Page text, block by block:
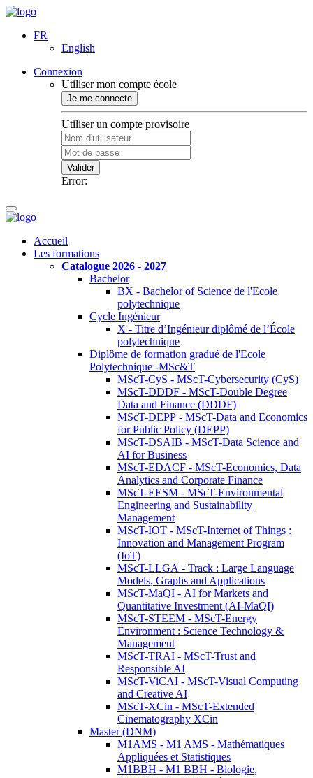
FR
English
Connexion
Utiliser mon compte école
Je me connecte
Utiliser un compte provisoire
Valider
Error:
Accueil
Les formations
Catalogue 2026 - 2027
Bachelor
BX - Bachelor of Science de l'Ecole
polytechnique
Cycle Ingénieur
X - Titre d’Ingénieur diplômé de l’École
polytechnique
Diplôme de formation gradué de l'Ecole
Polytechnique -MSc&T
MScT-CyS - MScT-Cybersecurity (CyS)
MScT-DDDF - MScT-Double Degree
Data and Finance (DDDF)
MScT-DEPP - MScT-Data and Economics
for Public Policy (DEPP)
MScT-DSAIB - MScT-Data Science and
AI for Business
MScT-EDACF - MScT-Economics, Data
Analytics and Corporate Finance
MScT-EESM - MScT-Environmental
Engineering and Sustainability
Management
MScT-IOT - MScT-Internet of Things :
Innovation and Management Program
(IoT)
MScT-LLGA - Track : Large Language
Models, Graphs and Applications
MScT-MaQI - AI for Markets and
Quantitative Investment (AI-MaQI)
MScT-STEEM - MScT-Energy
Environment : Science Technology &
Management
MScT-TRAI - MScT-Trust and
Responsible AI
MScT-ViCAI - MScT-Visual Computing
and Creative AI
MScT-XCin - MScT-Extended
Cinematography XCin
Master (DNM)
M1AMS - M1 AMS - Mathématiques
Appliquées et Statistiques
M1BBH - M1 BBH - Biologie,